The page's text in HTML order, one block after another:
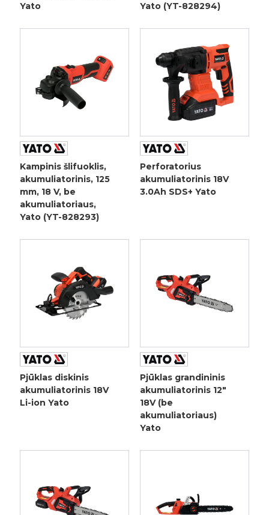
Yato
Yato (YT-828294)
Kampinis šlifuoklis,
akumuliatorinis, 125
mm, 18 V, be
akumuliatoriaus,
Yato (YT-828293)
Perforatorius
akumuliatorinis 18V
3.0Ah SDS+ Yato
Pjūklas diskinis
akumuliatorinis 18V
Li-ion Yato
Pjūklas grandininis
akumuliatorinis 12"
18V (be
akumuliatoriaus)
Yato